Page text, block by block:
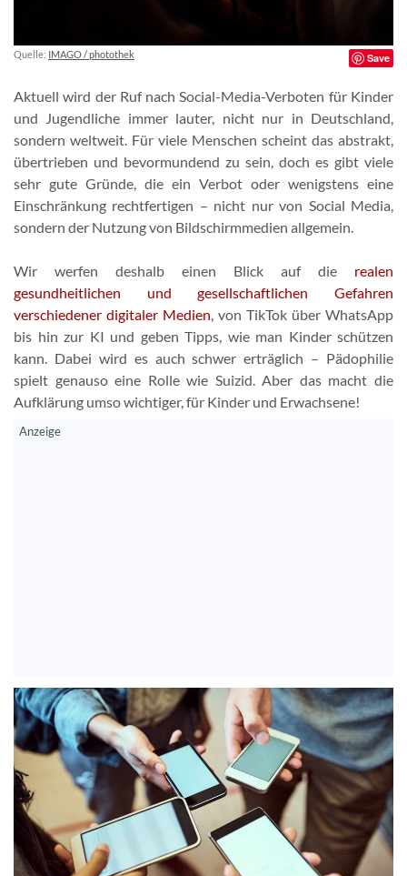
Quelle: IMAGO / photothek Save
Aktuell wird der Ruf nach Social-Media-Verboten für Kinder
und Jugendliche immer lauter, nicht nur in Deutschland,
sondern weltweit. Für viele Menschen scheint das abstrakt,
übertrieben und bevormundend zu sein, doch es gibt viele
sehr gute Gründe, die ein Verbot oder wenigstens eine
Einschränkung rechtfertigen – nicht nur von Social Media,
sondern der Nutzung von Bildschirmmedien allgemein.
Wir werfen deshalb einen Blick auf die realen
gesundheitlichen und gesellschaftlichen Gefahren
verschiedener digitaler Medien, von TikTok über WhatsApp
bis hin zur KI und geben Tipps, wie man Kinder schützen
kann. Dabei wird es auch schwer erträglich – Pädophilie
spielt genauso eine Rolle wie Suizid. Aber das macht die
Aufklärung umso wichtiger, für Kinder und Erwachsene!